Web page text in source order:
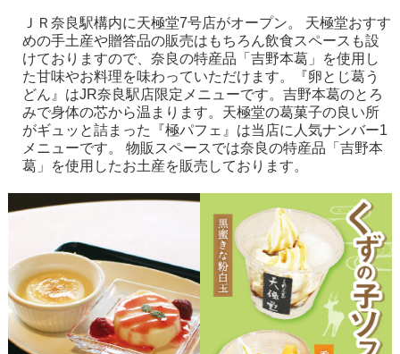
ＪＲ奈良駅構内に天極堂7号店がオープン。 天極堂おすす
めの手土産や贈答品の販売はもちろん飲食スペースも設
けておりますので、奈良の特産品「吉野本葛」を使用し
た甘味やお料理を味わっていただけます。『卵とじ葛う
どん』はJR奈良駅店限定メニューです。吉野本葛のとろ
みで身体の芯から温まります。天極堂の葛菓子の良い所
がギュッと詰まった『極パフェ』は当店に人気ナンバー1
メニューです。 物販スペースでは奈良の特産品「吉野本
葛」を使用したお土産を販売しております。